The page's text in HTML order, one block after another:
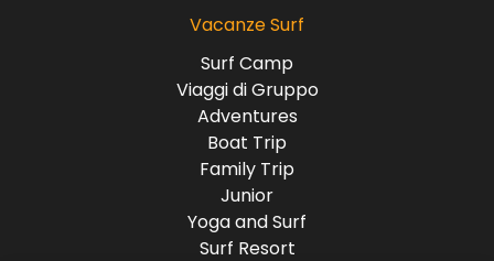
Vacanze Surf
Surf Camp
Viaggi di Gruppo
Adventures
Boat Trip
Family Trip
Junior
Yoga and Surf
Surf Resort